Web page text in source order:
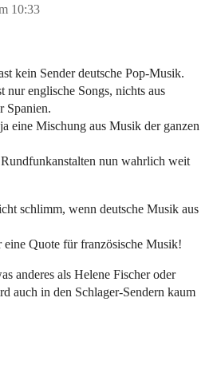
10:33
kein Sender deutsche Pop-Musik.
nur englische Songs, nichts aus
Spanien.
eine Mischung aus Musik der ganzen
nun wahrlich weit
schlimm, wenn deutsche Musik aus
eine Quote für französische Musik!
anderes als Helene Fischer oder
auch in den Schlager-Sendern kaum